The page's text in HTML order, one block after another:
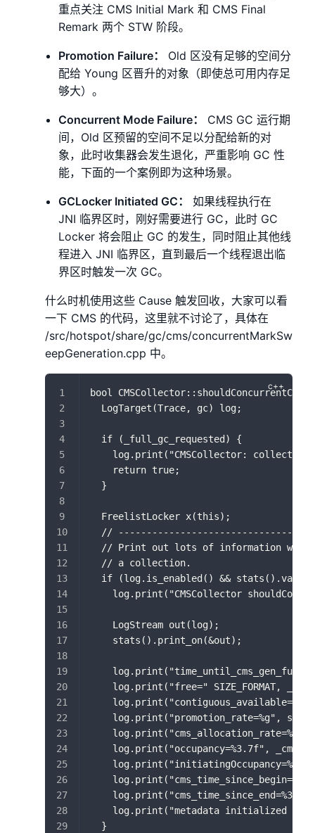
重点关注 CMS Initial Mark 和 CMS Final
Remark 两个 STW 阶段。
Promotion Failure：
Old 区没有足够的空间分
配给 Young 区晋升的对象（即使总可用内存足
够大）。
Concurrent Mode Failure：
CMS GC 运行期
间，Old 区预留的空间不足以分配给新的对
象，此时收集器会发生退化，严重影响 GC 性
能，下面的一个案例即为这种场景。
GCLocker Initiated GC：
如果线程执行在
JNI 临界区时，刚好需要进行 GC，此时 GC
Locker 将会阻止 GC 的发生，同时阻止其他线
程进入 JNI 临界区，直到最后一个线程退出临
界区时触发一次 GC。
什么时机使用这些 Cause 触发回收，大家可以看
一下 CMS 的代码，这里就不讨论了，具体在
/src/hotspot/share/gc/cms/concurrentMarkSw
eepGeneration.cpp 中。
bool
  LogTarget(Trace, gc) log;
  if (_full_gc_requested) {
log.print("CMSCollector: collect
    return true;
  }
  FreelistLocker x(this);
//
// Print out lots of information
  // a collection.
if (log.is_enabled() &&
log.print("CMSCollector
    LogStream out(log);
    stats().print_on(&out);
log.print("time_until_cms_gen_full
log.print("free=" SIZE_FORMAT,
log.print("contiguous_available="
log.print("promotion_rate=%g",
log.print("occupancy=%3.7f",
log.print("metadata initialized
  }